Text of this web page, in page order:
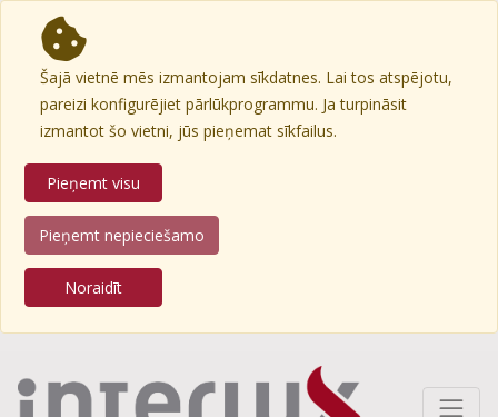
Šajā vietnē mēs izmantojam sīkdatnes. Lai tos atspējotu,
pareizi konfigurējiet pārlūkprogrammu. Ja turpināsit
izmantot šo vietni, jūs pieņemat sīkfailus.
Pieņemt visu
Pieņemt nepieciešamo
Noraidīt